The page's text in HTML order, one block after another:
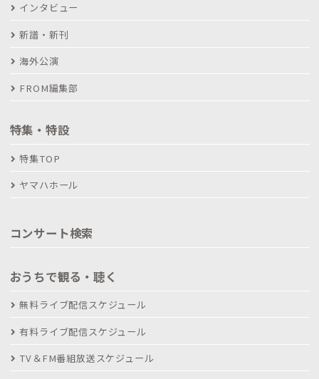
インタビュー
新譜・新刊
海外公演
FROM編集部
特集・特設
特集TOP
ヤマハホール
コンサート検索
おうちで観る・聴く
無料ライブ配信スケジュール
有料ライブ配信スケジュール
TV＆FM番組放送スケジュール